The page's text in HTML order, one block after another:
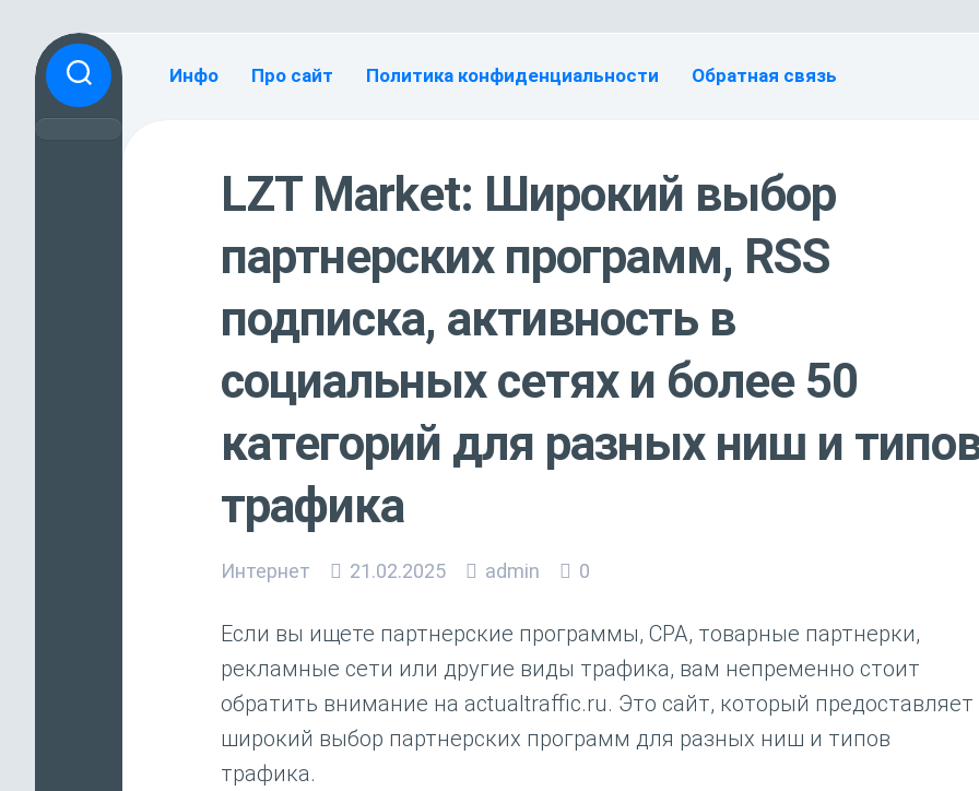
Перейти
содержанию
Инфо Про сайт Политика конфиденциальности Обратная связь
LZT Market: Широкий выбор
партнерских программ, RSS
подписка, активность в
социальных сетях и более 50
категорий для разных ниш и
трафика
Интернет 21.02.2025 admin 0
Если вы ищете партнерские программы, CPA, товарные партнерки,
рекламные сети или другие виды трафика, вам непременно стоит
обратить внимание на actualtraffic.ru. Это сайт, который предоставляет
широкий выбор партнерских программ для разных ниш и типов
трафика.